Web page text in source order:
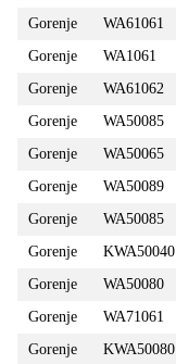
Gorenje
WA61061
Gorenje
WA1061
Gorenje
WA61062
Gorenje
WA50085
Gorenje
WA50065
Gorenje
WA50089
Gorenje
WA50085
Gorenje
KWA50040
Gorenje
WA50080
Gorenje
WA71061
Gorenje
KWA50080